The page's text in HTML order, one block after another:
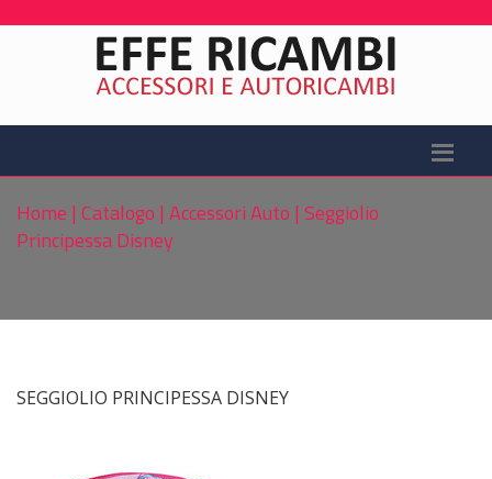
Home | Catalogo | Accessori Auto | Seggiolio
Principessa Disney
SEGGIOLIO PRINCIPESSA DISNEY